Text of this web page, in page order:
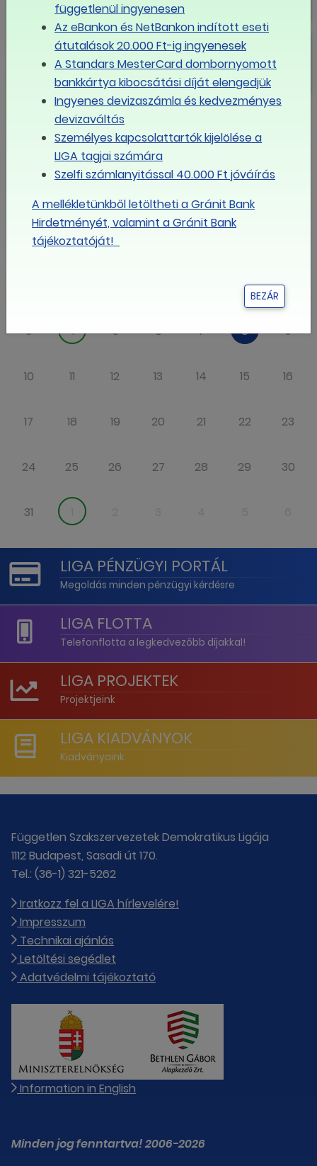
Meglepőt húzott a kormány, újra
nyitott a 2026-os minimálbér sorsa
Eseménynaptár
augusztus
2026
Hé Ke Sze
1 2
3 4 5 6 7 8 9
10 11 12 13 14 15 16
17 18 19 20 21 22 23
24 25 26 27 28 29 30
31
LIGA PÉNZÜGYI PORTÁL
Megoldás minden pénzügyi kérdésre
LIGA FLOTTA
Telefonflotta a legkedvezőbb díjakkal!
LIGA PROJEKTEK
Projektjeink
LIGA KIADVÁNYOK
Kiadványaink
függetlenül ingyenesen
Az eBankon és NetBankon indított eseti
átutalások 20.000 Ft-ig ingyenesek
A Standars MesterCard dombornyomott
bankkártya kibocsátási díját elengedjük
Ingyenes devizaszámla és kedvezményes
devizaváltás
Személyes kapcsolattartók kijelölése a
LIGA tagjai számára
Szelfi számlanyitással 40.000 Ft jóváírás
A mellékletünkből letöltheti a Gránit Bank
Hirdetményét, valamint a Gránit Bank
tájékoztatóját!
BEZÁR
Független Szakszervezetek Demokratikus Ligája
1112 Budapest, Sasadi út 170.
Tel.: (36-1) 321-5262
Iratkozz fel a LIGA hírlevelére!
Impresszum
Technikai ajánlás
Letöltési segédlet
Adatvédelmi tájékoztató
Information in English
Minden jog fenntartva! 2006-2026